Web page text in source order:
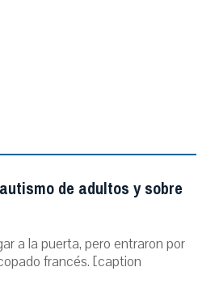
de adultos y sobre
a la puerta, pero entraron por
francés. [caption